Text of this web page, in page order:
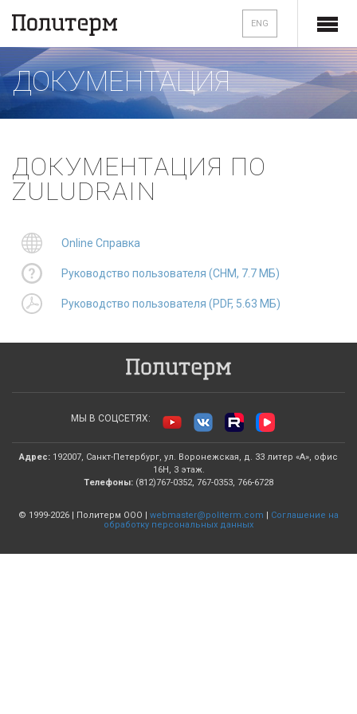
ENG
ДОКУМЕНТАЦИЯ
ДОКУМЕНТАЦИЯ ПО
ZULUDRAIN
Online Справка
Руководство пользователя (CHM, 7.7 МБ)
Руководство пользователя (PDF, 5.63 МБ)
МЫ В СОЦСЕТЯХ:
Адрес: 192007, Санкт-Петербург, ул. Воронежская, д. 33 литер «А», офис
16Н, 3 этаж.
Телефоны: (812)767-0352, 767-0353, 766-6728
© 1999-2026 | Политерм ООО | webmaster@politerm.com | Соглашение на
обработку персональных данных